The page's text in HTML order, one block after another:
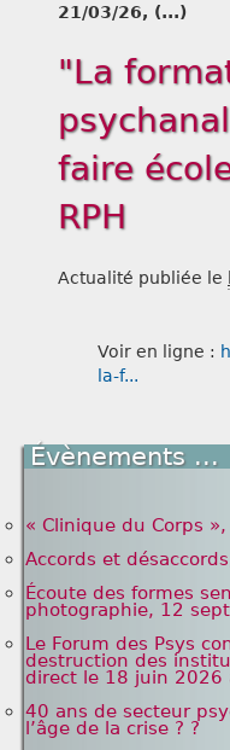
Métier
Liens
21/03/26, (...)
"La
faire
RPH
Actualité publiée le
Voir en ligne :
la-f...
Évènements ...
« Clinique du Corps
Accords et
Écoute des formes
photographie, 12
Le Forum des Psys
destruction des
direct le 18 juin 2026
40 ans de secteur
l’âge de la crise ? ?